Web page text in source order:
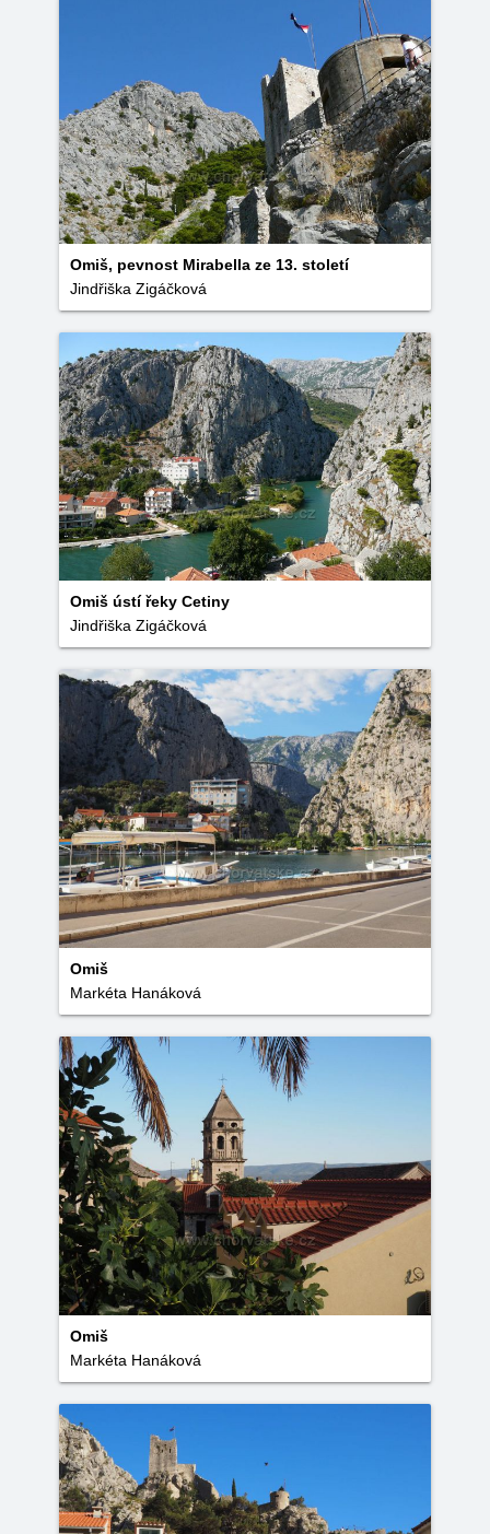
Omiš, pevnost Mirabella ze 13. století
Jindřiška Zigáčková
Omiš ústí řeky Cetiny
Jindřiška Zigáčková
Omiš
Markéta Hanáková
Omiš
Markéta Hanáková